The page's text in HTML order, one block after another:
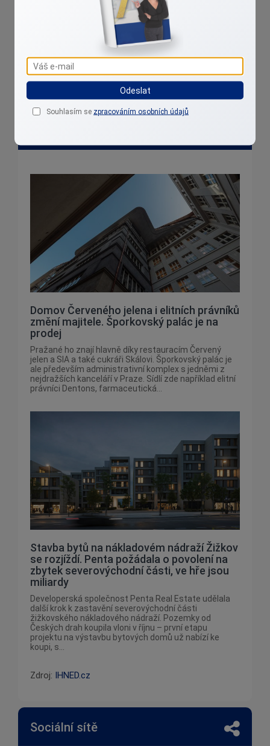
+420 775 859 518
Domov Červeného jelena i elitních právníků
změní majitele. Šporkovský palác je na
prodej
Pražané ho znají hlavně díky restauracím Červený
jelen a SIA a také cukráři Skálovi. Šporkovský palác je
ale především administrativní komplex s jedněmi z
nejdražších kanceláří v Praze. Sídlí zde například elitní
právníci Dentons, farmaceutická...
Stavba bytů na nákladovém nádraží Žižkov
se rozjíždí. Penta požádala o povolení na
zbytek severovýchodní části, ve hře jsou
miliardy
Developerská společnost Penta Real Estate udělala
další krok k zastavění severovýchodní části
žižkovského nákladového nádraží. Pozemky od
Českých drah koupila vloni v říjnu – první etapu
projektu na výstavbu bytových domů už nabízí ke
koupi, s...
Zdroj: IHNED.cz
Sociální sítě
Odeslat
Souhlasím se zpracováním osobních údajů